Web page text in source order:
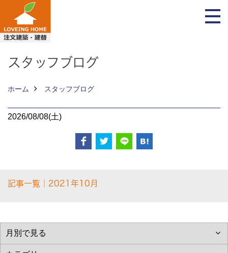
スタッフブログ
ホーム スタッフブログ
2026/08/08(土)
記事一覧｜2021年10月